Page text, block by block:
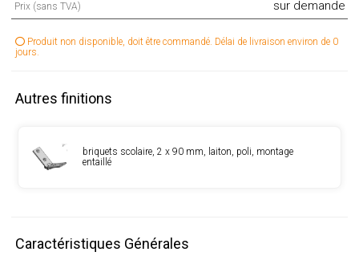
Prix (sans TVA) sur demande
Produit non disponible, doit être commandé. Délai de livraison environ de 0
jours.
Autres finitions
briquets scolaire, 2 x 90 mm, laiton, poli, montage
entaillé
Caractéristiques Générales